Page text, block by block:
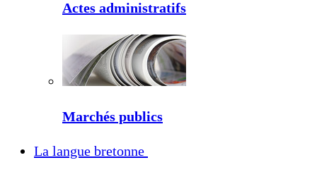
Actes administratifs
Marchés publics
La langue bretonne